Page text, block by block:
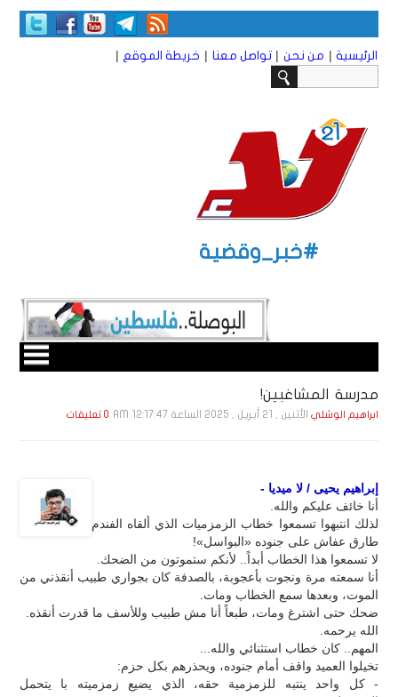
الرئيسية | من نحن | تواصل معنا | خريطة الموقع |
#خبر_وقضية
مدرسة المشاغبين!
ابراهيم الوشلي الأثنين , 21 أبـريـل , 2025 الساعة 12:17:47 AM 0 تعليقات
إبراهيم يحيى / لا ميديا -
أنا خائف عليكم والله.
لذلك انتبهوا تسمعوا خطاب الزمزميات الذي ألقاه الفندم
طارق عفاش على جنوده «البواسل»!
لا تسمعوا هذا الخطاب أبداً.. لأنكم ستموتون من الضحك.
أنا سمعته مرة ونجوت بأعجوبة، بالصدفة كان بجواري طبيب أنقذني من
الموت، وبعدها سمع الخطاب ومات.
ضحك حتى اشترغ ومات، طبعاً أنا مش طبيب وللأسف ما قدرت أنقذه.
الله يرحمه.
المهم.. كان خطاب استثنائي والله...
تخيلوا العميد واقف أمام جنوده، ويحذرهم بكل حزم:
- كل واحد ينتبه للزمزمية حقه، الذي يضيع زمزميته با يتحمل